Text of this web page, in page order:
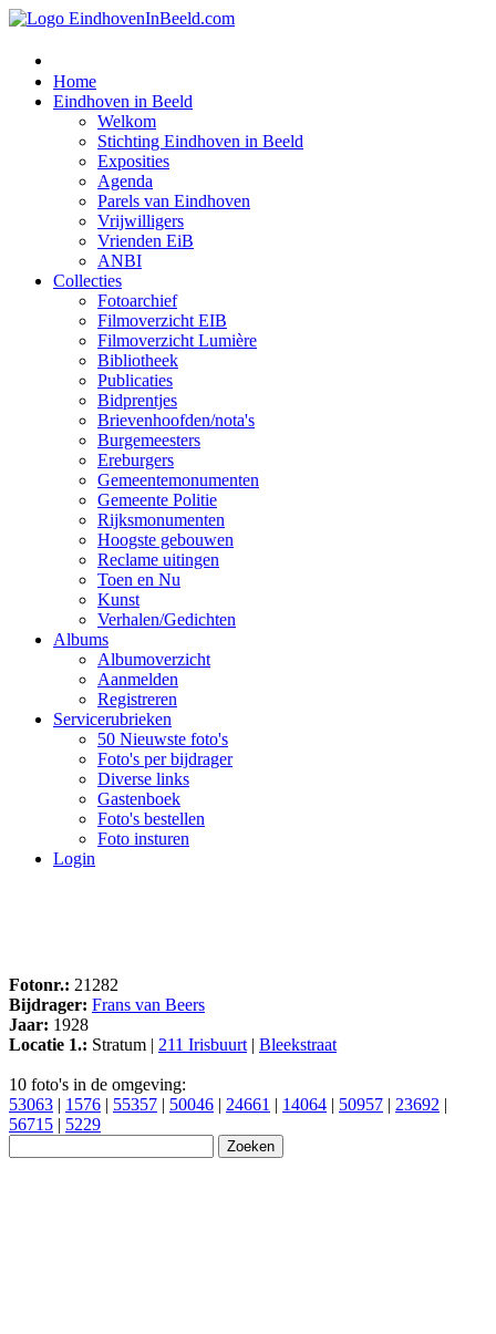
Home
Eindhoven in Beeld
Welkom
Stichting Eindhoven in Beeld
Exposities
Agenda
Parels van Eindhoven
Vrijwilligers
Vrienden EiB
ANBI
Collecties
Fotoarchief
Filmoverzicht EIB
Filmoverzicht Lumière
Bibliotheek
Publicaties
Bidprentjes
Brievenhoofden/nota's
Burgemeesters
Ereburgers
Gemeentemonumenten
Gemeente Politie
Rijksmonumenten
Hoogste gebouwen
Reclame uitingen
Toen en Nu
Kunst
Verhalen/Gedichten
Albums
Albumoverzicht
Aanmelden
Registreren
Servicerubrieken
50 Nieuwste foto's
Foto's per bijdrager
Diverse links
Gastenboek
Foto's bestellen
Foto insturen
Login
Fotonr.: 21282
Bijdrager: Frans van Beers
Jaar: 1928
Locatie 1.: Stratum | 211 Irisbuurt | Bleekstraat
10 foto's in de omgeving:
53063 | 1576 | 55357 | 50046 | 24661 | 14064 | 50957 | 23692 |
56715 | 5229